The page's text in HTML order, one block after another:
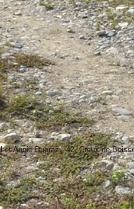
et Annie Dupraz - 42, Creux-de-